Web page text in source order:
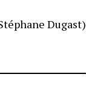
Dugast)